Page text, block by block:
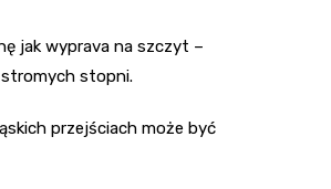
jak wyprava na szczyt –
stromych stopni.
przejściach może być